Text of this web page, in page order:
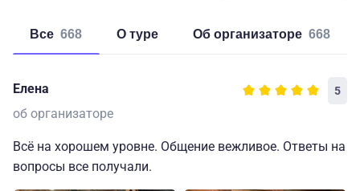
Все 668 о туре об организаторе 668
Елена 5
об организаторе
Всё на хорошем уровне. Общение вежливое. Ответы на
вопросы все получали.